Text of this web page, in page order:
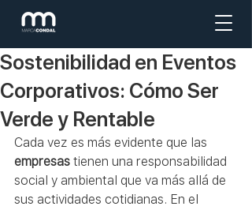
Sostenibilidad en Eventos
Corporativos: Cómo Ser
Verde y Rentable
Cada vez es más evidente que las
empresas tienen una responsabilidad
social y ambiental que va más allá de
sus actividades cotidianas. En el